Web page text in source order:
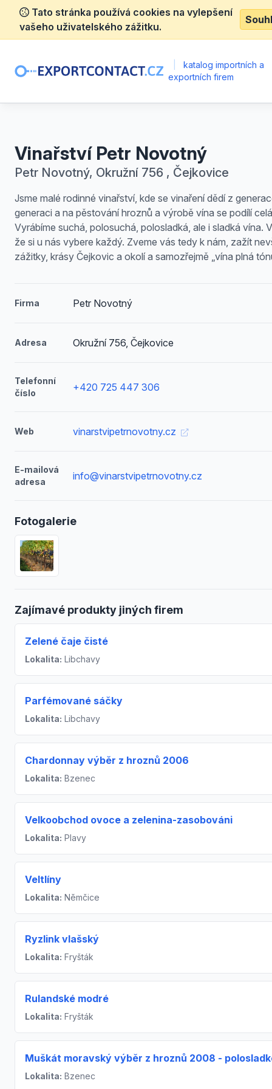
Tato stránka používá cookies na vylepšení
vašeho uživatelského zážitku.
katalog importních a
exportních firem
Vinařství Petr Novotný
Petr Novotný, Okružní 756 , Čejkovice
Jsme malé rodinné vinařství, kde se vinaření dědí z
generaci a na pěstování hroznů a výrobě vína se podílí
Vyrábíme suchá, polosuchá, polosladká, ale i sladká vína.
že si u nás vybere každý. Zveme vás tedy k nám, zažít
zážitky, krásy Čejkovic a okolí a samozřejmě „vína plná
Firma Petr Novotný
Adresa Okružní 756, Čejkovice
Telefonní
číslo
+420 725 447 306
Web vinarstvipetrnovotny.cz
E-mailová
adresa
info@vinarstvipetrnovotny.cz
Fotogalerie
Zajímavé produkty jiných firem
Zelené čaje čisté
Lokalita: Libchavy
Parfémované sáčky
Lokalita: Libchavy
Chardonnay výběr z hroznů 2006
Lokalita: Bzenec
Velkoobchod ovoce a zelenina-zasobováni
Lokalita: Plavy
Veltlíny
Lokalita: Němčice
Ryzlink vlašský
Lokalita: Fryšták
Rulandské modré
Lokalita: Fryšták
Muškát moravský výběr z hroznů 2008 -
Lokalita: Bzenec